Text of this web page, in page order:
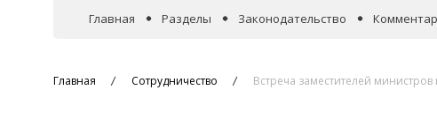
Главная Разделы Законодательство
Главная Сотрудничество Встреча заместителей